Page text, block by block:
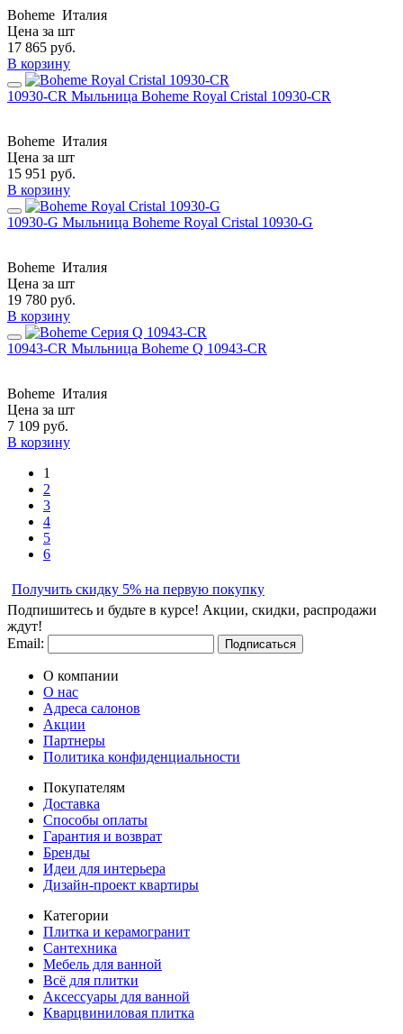
Boheme Италия
Цена за шт
17 865 руб.
В корзину
10930-CR Мыльница Boheme Royal Cristal 10930-CR
Boheme Италия
Цена за шт
15 951 руб.
В корзину
10930-G Мыльница Boheme Royal Cristal 10930-G
Boheme Италия
Цена за шт
19 780 руб.
В корзину
10943-CR Мыльница Boheme Q 10943-CR
Boheme Италия
Цена за шт
7 109 руб.
В корзину
1
2
3
4
5
6
Получить скидку 5% на первую покупку
Подпишитесь и будьте в курсе! Акции, скидки, распродажи
ждут!
Email:
Подписаться
О компании
О нас
Адреса салонов
Акции
Партнеры
Политика конфиденциальности
Покупателям
Доставка
Способы оплаты
Гарантия и возврат
Бренды
Идеи для интерьера
Дизайн-проект квартиры
Категории
Плитка и керамогранит
Сантехника
Мебель для ванной
Всё для плитки
Аксессуары для ванной
Кварцвиниловая плитка